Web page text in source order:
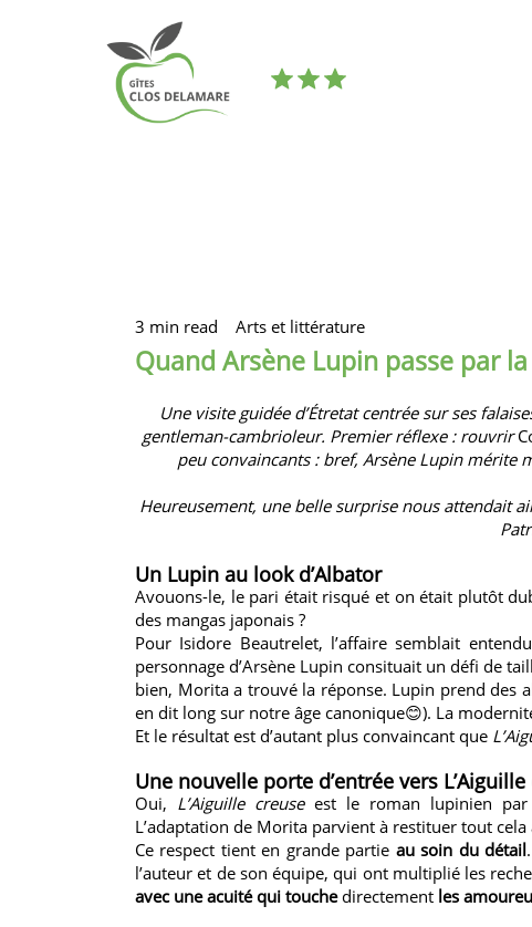
3 min read Arts et littérature
Quand Arsène Lupin passe par
Une visite guidée d’Étretat centrée sur ses
gentleman-cambrioleur. Premier réflexe : rouvrir
peu convaincants : bref, Arsène Lupin mérite
Heureusement, une belle surprise nous attendait
Un Lupin au look d’Albator
Avouons-le, le pari était risqué et on était plutôt
des mangas japonais ?
Pour Isidore Beautrelet, l’affaire semblait
personnage d’Arsène Lupin consituait un défi de
bien, Morita a trouvé la réponse. Lupin prend des
en dit long sur notre âge canonique😊). La
Et le résultat est d’autant plus convaincant que
Une nouvelle porte d’entrée vers
Oui, L’Aiguille creuseest le roman lupinien par
L’adaptation de Morita parvient à restituer tout
Ce respect tient en grande partie au soin du détail
l’auteur et de son équipe, qui ont multiplié les
avec une acuité qui touchedirectement les